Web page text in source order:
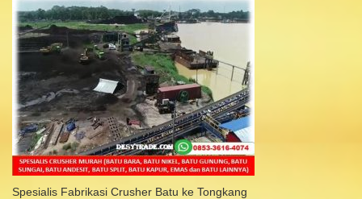
Spesialis Fabrikasi Crusher Batu ke Tongkang